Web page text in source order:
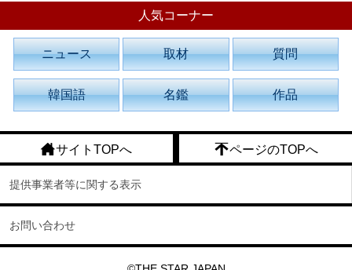
人気コーナー
ニュース 取材 質問
韓国語 名鑑 作品
サイトTOPへ ページのTOPへ
提供事業者等に関する表示
お問い合わせ